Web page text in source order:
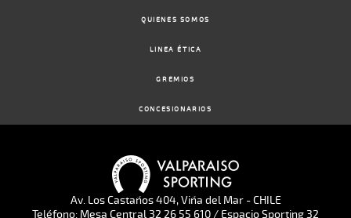
QUIENES SOMOS
LINEA ÉTICA
GREMIOS
CONCESIONARIOS
Av. Los Castaños 404, Viña del Mar - CHILE
Teléfono: Mesa Central 32 26 55 610 / Espacio Sporting 32